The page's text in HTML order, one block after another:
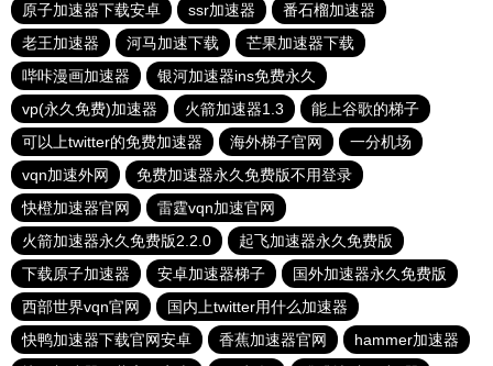
原子加速器下载安卓
ssr加速器
番石榴加速器
老王加速器
河马加速下载
芒果加速器下载
哔咔漫画加速器
银河加速器ins免费永久
vp(永久免费)加速器
火箭加速器1.3
能上谷歌的梯子
可以上twitter的免费加速器
海外梯子官网
一分机场
vqn加速外网
免费加速器永久免费版不用登录
快橙加速器官网
雷霆vqn加速官网
火箭加速器永久免费版2.2.0
起飞加速器永久免费版
下载原子加速器
安卓加速器梯子
国外加速器永久免费版
西部世界vqn官网
国内上twitter用什么加速器
快鸭加速器下载官网安卓
香蕉加速器官网
hammer加速器